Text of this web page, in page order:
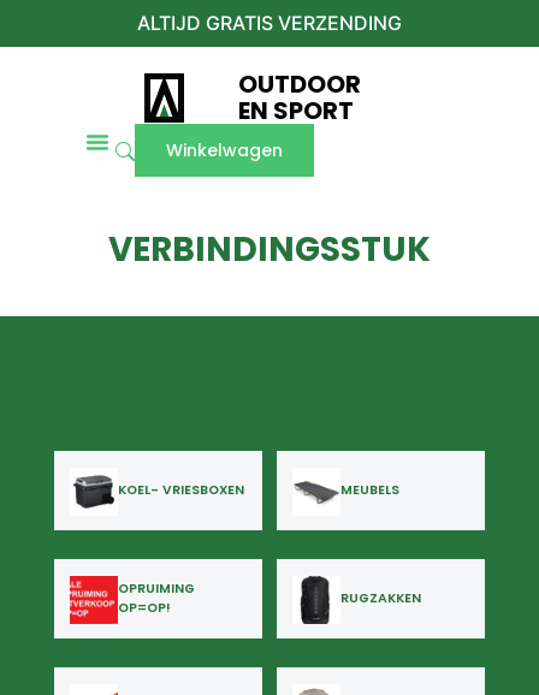
ALTIJD GRATIS VERZENDING
OUTDOOR
EN SPORT
Winkelwagen
VERBINDINGSSTUK
KOEL- VRIESBOXEN MEUBELS
OPRUIMING
OP=OP!
RUGZAKKEN